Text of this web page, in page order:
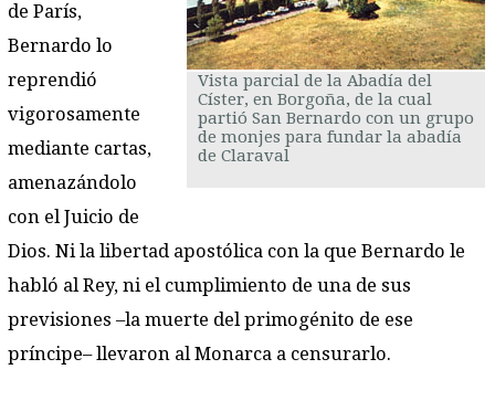
Vista parcial de la Abadía del
Císter, en Borgoña, de la cual
partió San Bernardo con un grupo
de monjes para fundar la abadía
de Claraval
de París,
Bernardo lo
reprendió
vigorosamente
mediante cartas,
amenazándolo
con el Juicio de
Dios. Ni la libertad apostólica con la que Bernardo le
habló al Rey, ni el cumplimiento de una de sus
previsiones –la muerte del primogénito de ese
príncipe– llevaron al Monarca a censurarlo.